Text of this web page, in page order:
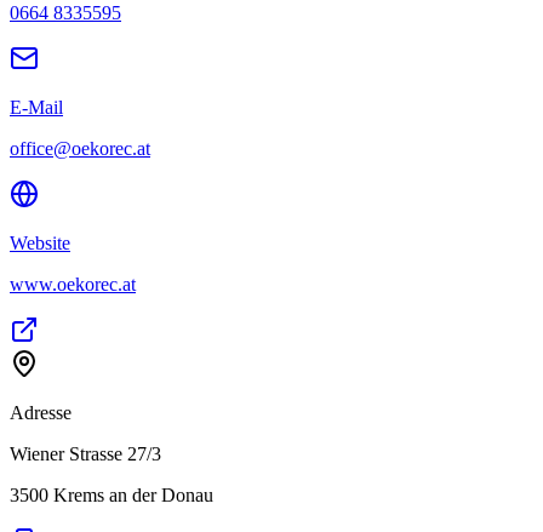
0664 8335595
E-Mail
office@oekorec.at
Website
www.oekorec.at
Adresse
Wiener Strasse 27/3
3500 Krems an der Donau